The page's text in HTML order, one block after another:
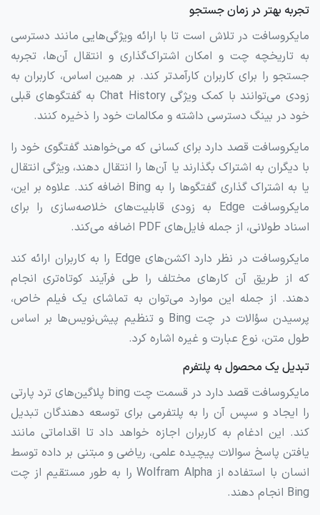
تجربه بهتر در زمان جستجو
مایکروسافت در تلاش است تا با ارائه ویژگی‌هایی مانند دسترسی
به تاریخچه چت و امکان اشتراک‌گذاری و انتقال آن‌ها، تجربه
جستجو را برای کاربران کارآمدتر کند. بر همین اساس، کاربران به
زودی می‌توانند با کمک ویژگی Chat History به گفتگوهای قبلی
خود در بینگ دسترسی داشته و مکالمات خود را ذخیره کنند.
مایکروسافت قصد دارد برای کسانی که می‌خواهند گفتگوی خود را
با دیگران به اشتراک بگذارند یا آن‌ها را انتقال دهند، ویژگی انتقال
یا به اشتراک گذاری گفتگوها را به Bing اضافه کند. علاوه بر این،
مایکروسافت Edge به زودی قابلیت‌های خلاصه‌سازی را برای
اسناد طولانی، از جمله فایل‌های PDF اضافه می‌کند.
مایکروسافت در نظر دارد اکشن‌های Edge را به کاربران ارائه کند
که از طریق آن کارهای مختلف را طی فرآیند کوتاه‌تری انجام
دهند. از جمله این موارد می‌توان به تماشای یک فیلم خاص،
پرسیدن سؤالات در چت Bing و تنظیم پیش‌نویس‌ها بر اساس
طول متن، نوع عبارت و غیره اشاره کرد.
تبدیل یک محصول به پلتفرم
مایکروسافت قصد دارد در قسمت چت bing پلاگین‌های ترد پارتی
را ایجاد و سپس آن را به پلتفرمی برای توسعه دهندگان تبدیل
کند. این ادغام به کاربران اجازه خواهد داد تا اقداماتی مانند
یافتن پاسخ سوالات پیچیده علمی، ریاضی و مبتنی بر داده توسط
انسان با استفاده از Wolfram Alpha را به طور مستقیم از چت
Bing انجام دهند.